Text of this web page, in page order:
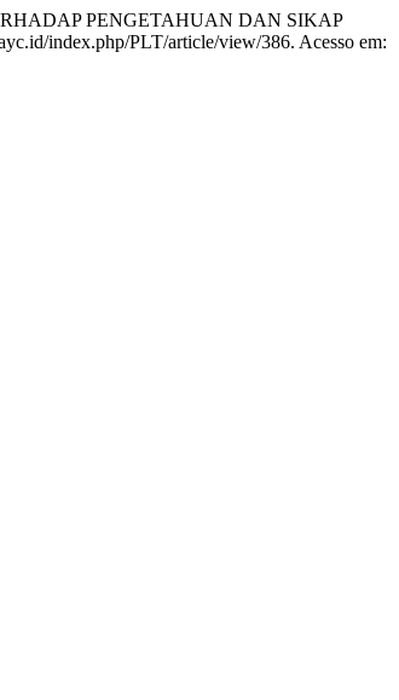
PENGETAHUAN DAN SIKAP
index.php/PLT/article/view/386. Acesso em: